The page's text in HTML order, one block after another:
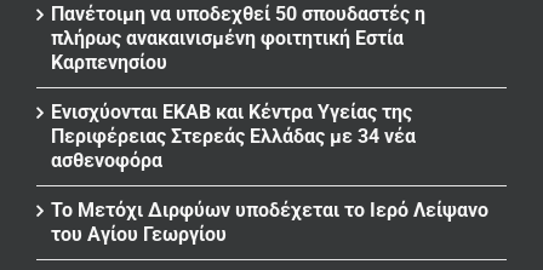
Πανέτοιμη να υποδεχθεί 50 σπουδαστές η
πλήρως ανακαινισμένη φοιτητική Εστία
Καρπενησίου
Ενισχύονται ΕΚΑΒ και Κέντρα Υγείας της
Περιφέρειας Στερεάς Ελλάδας με 34 νέα
ασθενοφόρα
Το Μετόχι Διρφύων υποδέχεται το Ιερό Λείψανο
του Αγίου Γεωργίου